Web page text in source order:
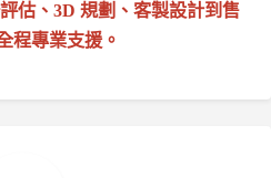
估、3D 規劃、客製設計到售
程專業支援。